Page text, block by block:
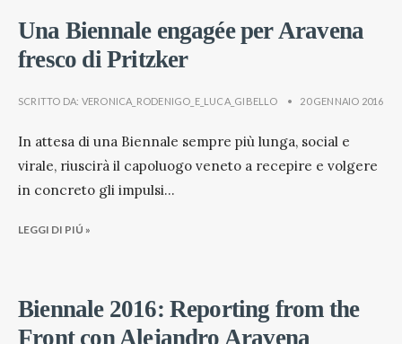
Una Biennale engagée per Aravena
fresco di Pritzker
SCRITTO DA: VERONICA_RODENIGO_E_LUCA_GIBELLO • 20 GENNAIO 2016
In attesa di una Biennale sempre più lunga, social e
virale, riuscirà il capoluogo veneto a recepire e volgere
in concreto gli impulsi...
LEGGI DI PIÚ »
Biennale 2016: Reporting from the
Front con Alejandro Aravena